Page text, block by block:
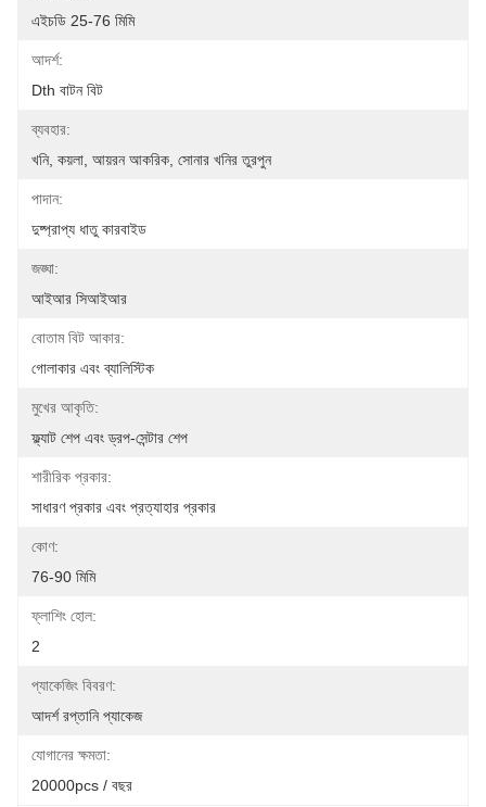
এইচডি 25-76 মিমি
আদর্শ:
Dth বাটন বিট
ব্যবহার:
খনি, কয়লা, আয়রন আকরিক, সোনার খনির তুরপুন
পাদান:
দুষ্প্রাপ্য ধাতু কারবাইড
জঙ্ঘা:
আইআর সিআইআর
বোতাম বিট আকার:
গোলাকার এবং ব্যালিস্টিক
মুখের আকৃতি:
ফ্ল্যাট শেপ এবং ড্রপ-সেন্টার শেপ
শারীরিক প্রকার:
সাধারণ প্রকার এবং প্রত্যাহার প্রকার
কোণ:
76-90 মিমি
ফ্লাশিং হোল:
2
প্যাকেজিং বিবরণ:
আদর্শ রপ্তানি প্যাকেজ
যোগানের ক্ষমতা:
20000pcs / বছর